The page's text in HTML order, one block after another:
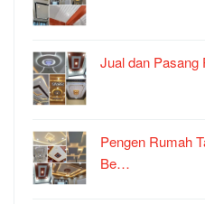
Jual dan
Pengen Rumah
Be…